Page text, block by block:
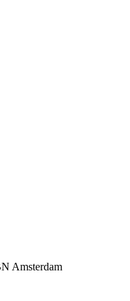
Amsterdam